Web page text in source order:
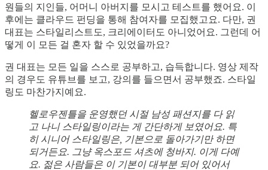
원들의 지인들, 어머니 아버지를 모시고 테스트를 했어요. 이
후에는 클라우드 펀딩을 통해 참여자를 모집했고요. 다만, 권
대표는 스타일리스트도, 크리에이터도 아니었어요. 그런데 어
떻게 이 모든 걸 혼자 할 수 있었을까요?
권 대표는 모든 일을 스스로 공부하고, 습득합니다. 영상 제작
의 경우도 유튜브를 보고, 강의를 들으면서 공부했죠. 스타일
링도 마찬가지예요.
헬로우젠틀을 운영했던 시절 남성 패션지를 다 읽
고 나니 스타일링이라는 게 간단하게 보였어요. 특
히 시니어 스타일링은, 기본으로 돌아가기만 하면
되거든요. 그냥 옥스포드 셔츠에 청바지. 이게 다예
요. 젊은 사람들은 이 기본이 대부분 되어 있어서